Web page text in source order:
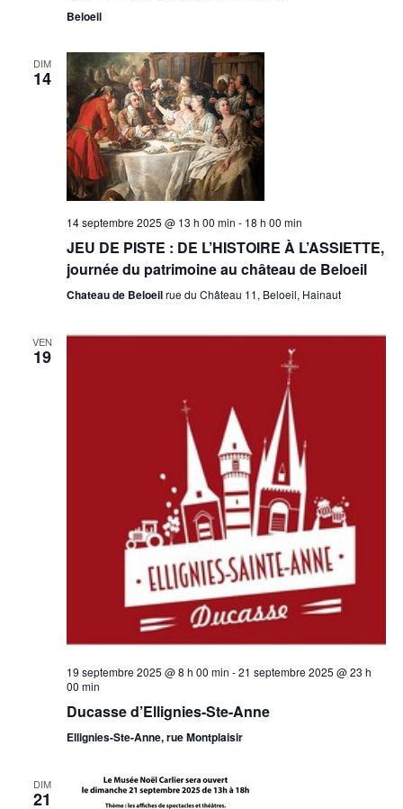
Beloeil
DIM
14
14 septembre 2025 @ 13 h 00 min - 18 h 00 min
JEU DE PISTE : DE L’HISTOIRE À L’ASSIETTE,
journée du patrimoine au château de Beloeil
Chateau de Beloeilrue du Château 11, Beloeil, Hainaut
VEN
19
19 septembre 2025 @ 8 h 00 min -21 septembre 2025 @ 23 h
00 min
Ducasse d’Ellignies-Ste-Anne
Ellignies-Ste-Anne, rue Montplaisir
DIM
21